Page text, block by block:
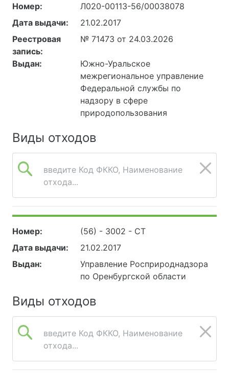
Номер:
Л020-00113-56/00038078
Дата выдачи:
21.02.2017
Реестровая
запись:
№ 71473 от 24.03.2026
Выдан:
Южно-Уральское
межрегиональное управление
Федеральной службы по
надзору в сфере
природопользования
Виды отходов
введите Код ФККО, Наименование
отхода...
Номер:
(56) - 3002 - СТ
Дата выдачи:
21.02.2017
Выдан:
Управление Росприроднадзора
по Оренбургской области
Виды отходов
введите Код ФККО, Наименование
отхода...